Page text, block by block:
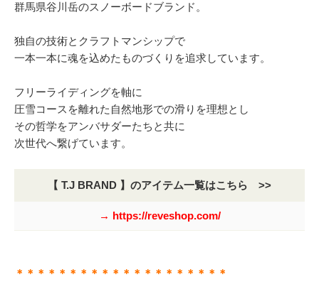
群馬県谷川岳のスノーボードブランド。
独自の技術とクラフトマンシップで
一本一本に魂を込めたものづくりを追求しています。
フリーライディングを軸に
圧雪コースを離れた自然地形での滑りを理想とし
その哲学をアンバサダーたちと共に
次世代へ繋げています。
【 T.J BRAND 】のアイテム一覧はこちら >>
→ https://reveshop.com/
＊＊＊＊＊＊＊＊＊＊＊＊＊＊＊＊＊＊＊＊